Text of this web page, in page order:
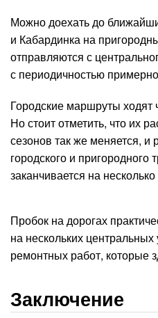
Можно доехать до
и Кабардинка на
отправляются с
с периодичностью
Городские маршруты
Но стоит отметить, что их
сезонов так же меняется, и
городского и пригородного
заканчивается на
Пробок на дорогах
на нескольких
ремонтных работ, которые
Заключение